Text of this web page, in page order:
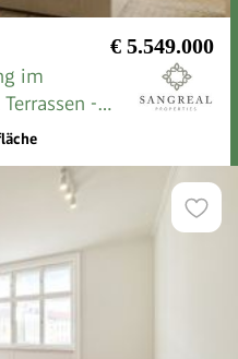
€ 5.549.000
im
-